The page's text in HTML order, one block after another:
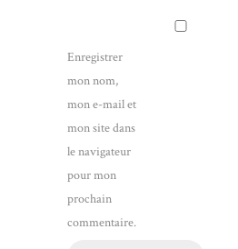
Enregistrer
mon nom,
mon e-mail et
mon site dans
le navigateur
pour mon
prochain
commentaire.